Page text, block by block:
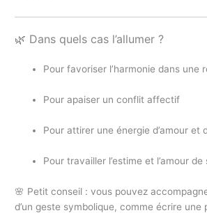
🌿 Dans quels cas l’allumer ?
Pour favoriser l’harmonie dans une
Pour apaiser un conflit affectif
Pour attirer une énergie d’amour et
Pour travailler l’estime et l’amour de
🌸 Petit conseil : vous pouvez
d’un geste symbolique, comme écrire une